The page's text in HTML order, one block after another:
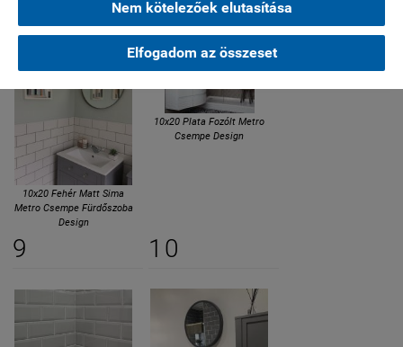
Nem kötelezőek elutasítása
Elfogadom az összeset
10x20 Fehér Matt Sima
Metro Csempe Fürdőszoba
Design
10x20 Plata Fozólt Metro
Csempe Design
9 10